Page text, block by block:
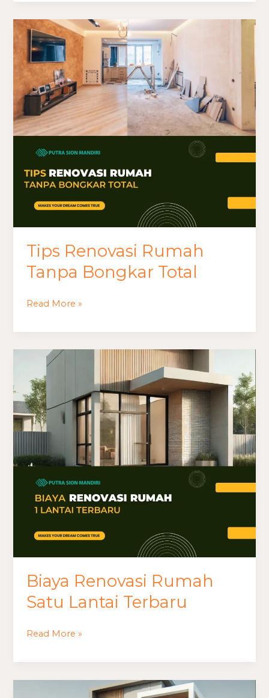
Tips Renovasi Rumah
Tanpa Bongkar Total
Tips
Renovasi
Rumah
Tanpa
Bongkar
Total
Read More »
Biaya Renovasi Rumah
Satu Lantai Terbaru
Biaya
Renovasi
Rumah
Satu
Lantai
Read More »